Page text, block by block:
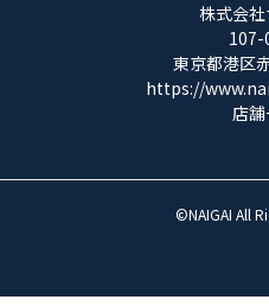
株式会
107-
東京都港区
https://
店
©NAIGAI All